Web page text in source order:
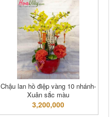
Chậu lan hồ điệp vàng 10 nhánh-
Xuân sắc màu
3,200,000